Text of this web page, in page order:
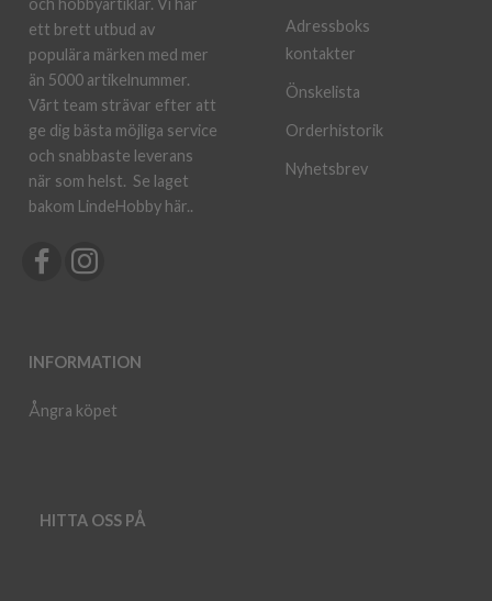
ett brett utbud av
populära märken med mer
än 5000 artikelnummer.
Vårt team strävar efter att
ge dig bästa möjliga service
och snabbaste leverans
när som helst. Se laget
bakom LindeHobby här..
INFORMATION
Ångra köpet
Adressboks
kontakter
Önskelista
Orderhistorik
Nyhetsbrev
HITTA OSS PÅ